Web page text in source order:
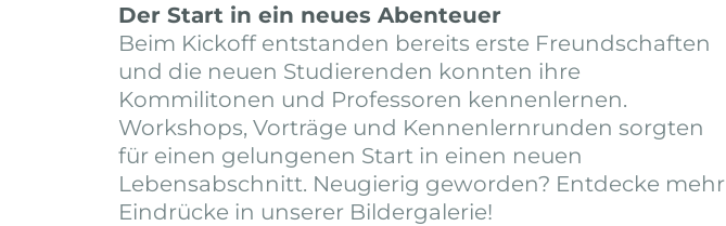
Der Start in ein neues Abenteuer
Beim Kickoff entstanden bereits erste Freundschaften
und die neuen Studierenden konnten ihre
Kommilitonen und Professoren kennenlernen.
Workshops, Vorträge und Kennenlernrunden sorgten
für einen gelungenen Start in einen neuen
Lebensabschnitt. Neugierig geworden? Entdecke mehr
Eindrücke in unserer Bildergalerie!